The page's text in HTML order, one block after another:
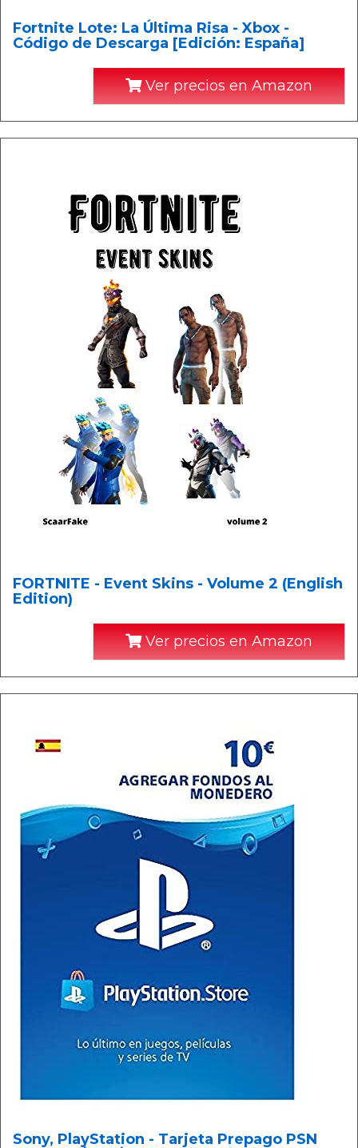
Fortnite Lote: La Última Risa - Xbox -
Código de Descarga [Edición: España]
Ver precios en Amazon
FORTNITE - Event Skins - Volume 2 (English
Edition)
Ver precios en Amazon
Sony, PlayStation - Tarjeta Prepago PSN